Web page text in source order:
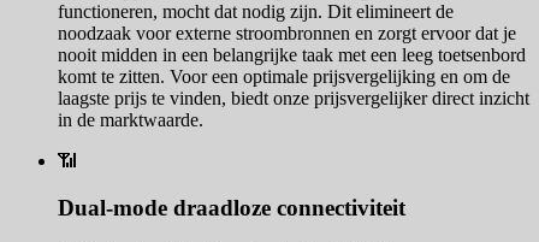
functioneren, mocht dat nodig zijn. Dit elimineert de
noodzaak voor externe stroombronnen en zorgt ervoor dat je
nooit midden in een belangrijke taak met een leeg toetsenbord
komt te zitten. Voor een optimale prijsvergelijking en om de
laagste prijs te vinden, biedt onze prijsvergelijker direct inzicht
in de marktwaarde.
📶
Dual-mode draadloze connectiviteit